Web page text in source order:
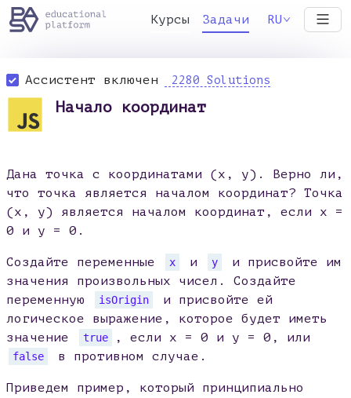
Курсы Задачи RU
Ассистент включен 2280 Solutions
Начало координат
Дана точка с координатами (x, y). Верно ли,
что точка является началом координат? Точка
(x, y) является началом координат, если x =
0 и y = 0.
Создайте переменные x и y
и присвойте им
значения произвольных чисел. Создайте
переменную
isOrigin
и присвойте ей
логическое выражение, которое будет иметь
значение
true , если x = 0 и y = 0, или
false в противном случае.
Приведем пример, который принципиально